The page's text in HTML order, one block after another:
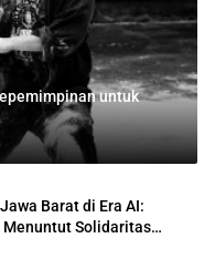
untuk
Barat di Era AI:
Menuntut Solidaritas